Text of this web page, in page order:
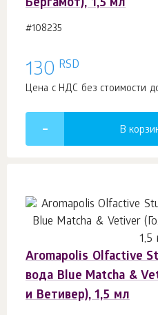
Бергамот), 1,5 мл
#108235
130 RSD
Цена с НДС без стоимости
В
Aromapolis Olfactive
вода Blue Matcha &
и Ветивер), 1,5 мл